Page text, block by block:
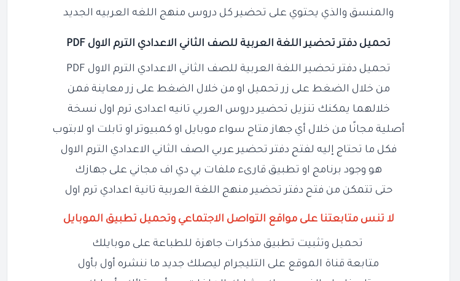
والمنسق والذي يحتوي على تحضير كل دروس منهج اللغه العربيه الجديد
تحميل دفتر تحضير اللغة العربية للصف الثاني الاعدادي الترم الاول PDF
تحميل دفتر تحضير اللغة العربية للصف الثاني الاعدادي الترم الاول PDF
من خلال الضغط على زر تحميل او من خلال الضغط على زر معاينة فمن
خلالهما يمكنك تنزيل تحضير دروس العربي تانيه اعدادى ترم اول نسخة
أصلية مجانًا من خلال أي جهاز متاح سواء موبايل او كمبيوتر او تابلت او لابتوب
فكل ما تحتاج إليه لفتح دفتر تحضير عربي الصف الثاني الاعدادي الترم الاول
هو وجود برنامج او تطبيق قارىء ملفات بي دي اف مجاني على جهازك
حتى تتمكن من فتح دفتر تحضير منهج اللغة العربية تانية اعدادي ترم اول
لا تنس متابعتنا على مواقع التواصل الاجتماعي وتحميل تطبيق الموبايل
تحميل وتثبيت تطبيق مذكرات جاهزة للطباعة على موبايلك
متابعة قناة الموقع على التليجرام ليصلك جديد ما ننشره أول بأول